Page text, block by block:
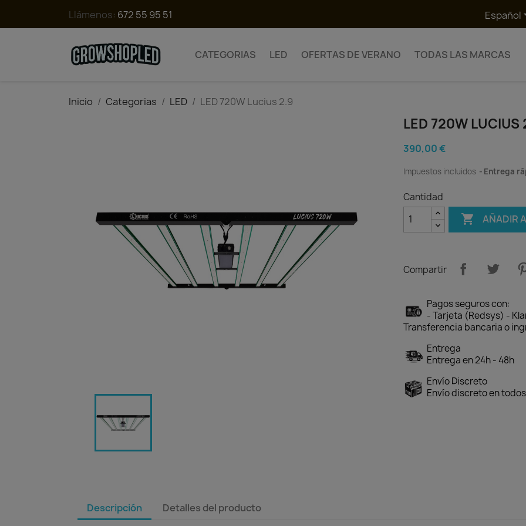
Llámenos: 672 55 95 51 Español
CATEGORIAS LED OFERTAS DE VERANO TODAS LAS MARCAS
Inicio Categorias LED LED 720W Lucius 2.9
LED 720W LUCIUS
390,00 €
Impuestos incluidos Entrega
Cantidad
 AÑADIR
Compartir
Pagos seguros con:
- Tarjeta (Redsys) -
Transferencia bancaria o
Entrega
Entrega en 24h - 48h
Envío Discreto
Envío discreto en
Descripción Detalles del producto